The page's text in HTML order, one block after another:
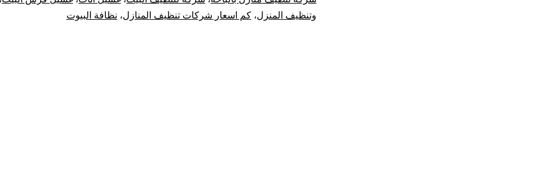
وتنظيف المنزل، كم اسعار شركات تنظيف المنازل، نظافة البيوت